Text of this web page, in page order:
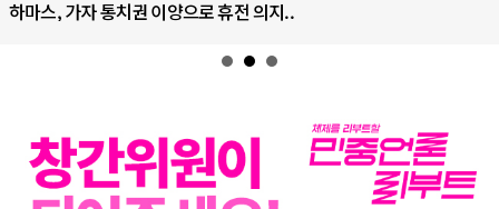
권 이양으로 휴전 의지..